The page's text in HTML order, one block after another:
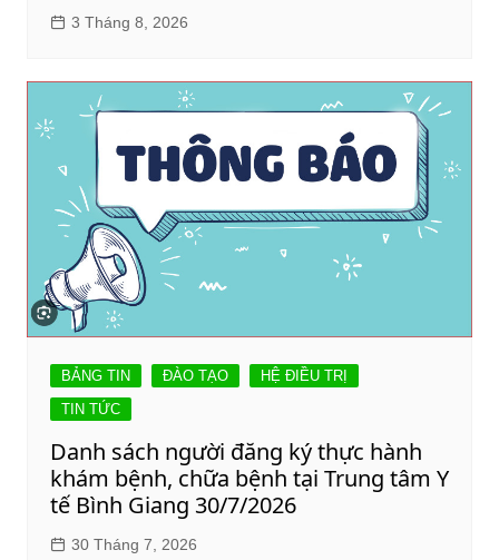
3 Tháng 8, 2026
BẢNG TIN ĐÀO TẠO
HỆ ĐIỀU TRỊ
TIN TỨC
Danh sách người đăng ký thực hành
khám bệnh, chữa bệnh tại Trung tâm Y
tế Bình Giang 30/7/2026
30 Tháng 7, 2026